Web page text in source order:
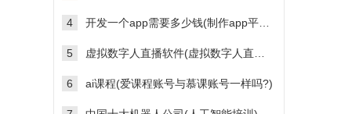
4
5
6 ai课程(爱课程账号与慕课账号一样吗?)